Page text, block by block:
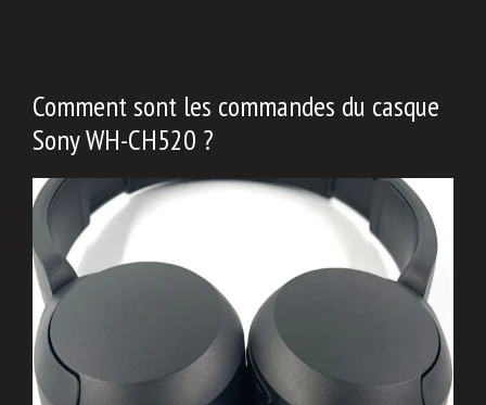
Comment sont les commandes du casque
Sony WH-CH520 ?